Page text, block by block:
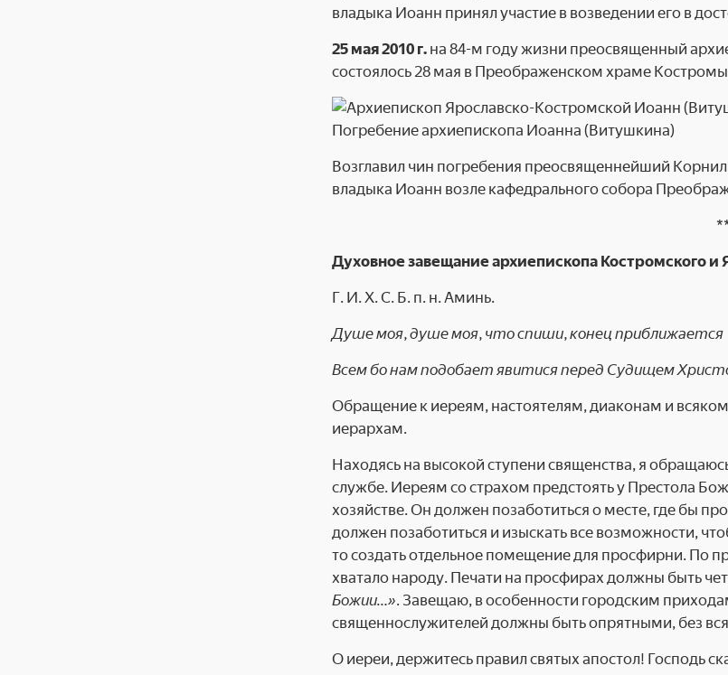
владыка Иоанн принял участие в возведении его в
25 мая 2010 г. на 84-м году жизни преосвященный
состоялось 28 мая в Преображенском храме
Погребение архиепископа Иоанна (Витушкина)
Возглавил чин погребения преосвященнейший
владыка Иоанн возле кафедрального собора
Духовное завещание архиепископа Костромского
Г. И. Х. С. Б. п. н. Аминь.
Душе моя, душе моя, что спиши, конец приближается
Всем бо нам подобает явитися перед Судищем
Обращение к иереям, настоятелям, диаконам и
иерархам.
Находясь на высокой ступени священства, я
службе. Иереям со страхом предстоять у Престола
хозяйстве. Он должен позаботиться о месте, где бы
должен позаботиться и изыскать все возможности,
то создать отдельное помещение для просфирни. По
хватало народу. Печати на просфирах должны быть
Божии…». Завещаю, в особенности городским
священнослужителей должны быть опрятными, без
О иереи, держитесь правил святых апостол! Господь